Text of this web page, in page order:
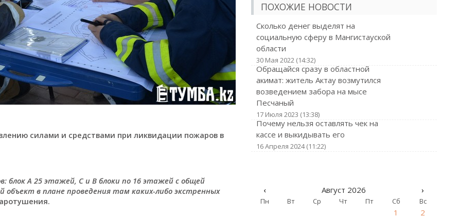
силами и средствами при ликвидации пожаров в
блок А 25 этажей, С и В блоки по 16 этажей с общей
в плане проведения там каких-либо экстренных
ПОХОЖИЕ НОВОСТИ
Сколько денег выделят на
социальную сферу в Мангистауской
области
30 Мая 2022 (14:32)
Обращайся сразу в областной
акимат: житель Актау возмутился
возведением забора на мысе
Песчаный
17 Июля 2023 (13:38)
Почему нельзя оставлять чек на
кассе и выкидывать его
16 Апреля 2024 (11:22)
‹ Август 2026 ›
Пн Вт Ср Чт Пт Сб Вс
1
2